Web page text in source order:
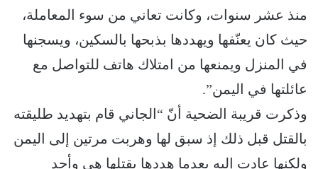
منذ عشر سنوات، وكانت تعاني من سوء المعاملة،
حيث كان يعنّفها ويهددها بذبحها بالسكين، ويسجنها
في المنزل ويمنعها من امتلاك هاتف للتواصل مع
عائلتها في اليمن”.
وذكرت قريبة الضحية أنّ “الجاني قام بتهديد طليقته
بالقتل قبل ذلك إذ سبق لها وهربت مرتين إلى اليمن
ولكنها عادت إليه بعدما هددها بقتلها هي وأحد